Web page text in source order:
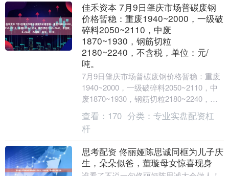
佳禾资本 7月9日肇庆市场普碳废钢
价格暂稳：重废1940~2000，一级破
碎料2050~2110，中废
1870~1930，钢筋切粒
2180~2240，不含税，单位：元/
吨。
7月9日肇庆市场普碳废钢价格暂稳：重废
1940~2000，一级破碎料2050~2110，中
废1870~1930，钢筋切粒2180~2240，不
含税，单位：元/吨....
查看： 170 分类： 专业实盘配资杠
杆
思考配资 佟丽娅陈思诚同框为儿子庆
生，朵朵似爸，董璇母女惊喜现身